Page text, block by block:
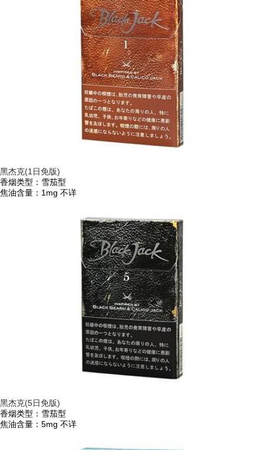
黑杰克(1日免版)
香烟类型：雪茄型
焦油含量：1mg 不详
黑杰克(5日免版)
香烟类型：雪茄型
焦油含量：5mg 不详